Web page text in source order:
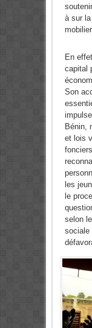
à sur
En
capital
Son
Bénin,
et lois
les
le
selon
sociale